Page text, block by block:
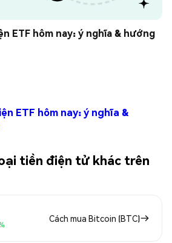
ETF hôm nay: ý nghĩa & hướng
ETF hôm nay: ý nghĩa &
tiền điện tử khác trên
Cách mua Bitcoin (BTC)